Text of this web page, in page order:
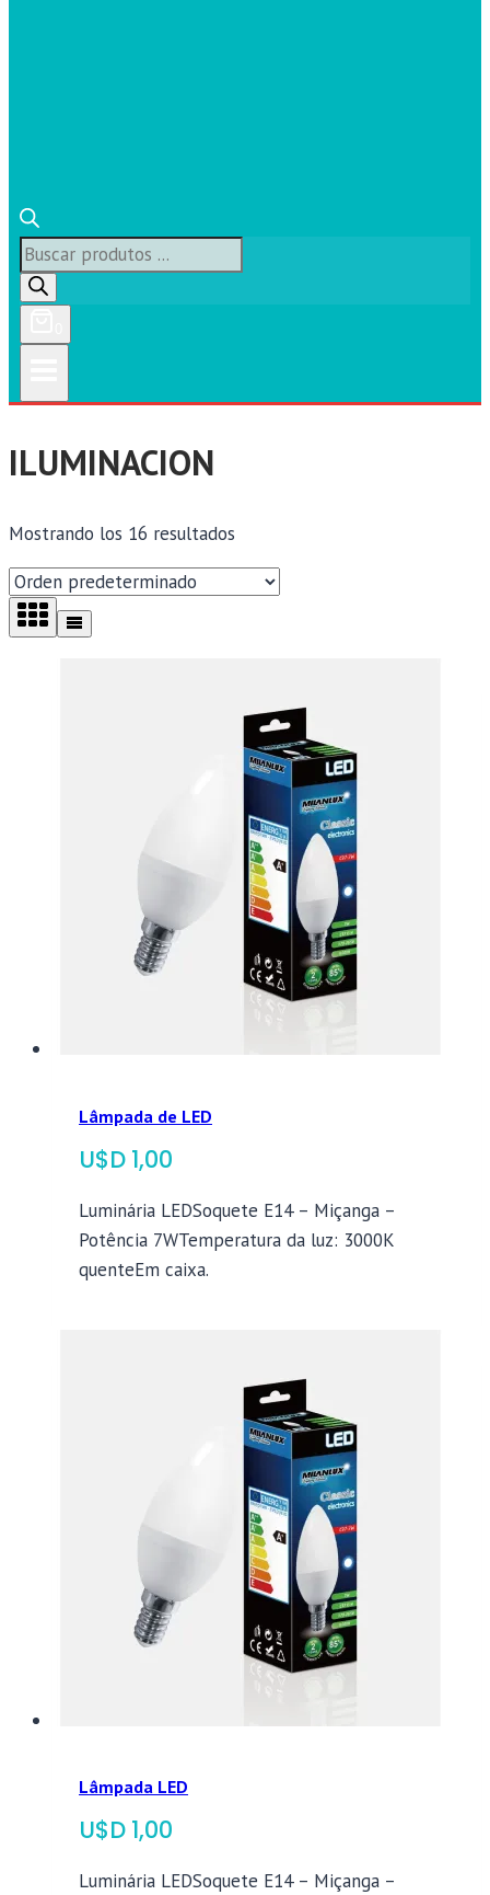
Búsqueda
de
productos
ILUMINACION
Mostrando los 16 resultados
Lâmpada de LED
$ 1,00
Luminária LEDSoquete E14 – Miçanga –
Potência 7WTemperatura da luz: 3000K
quenteEm caixa.
Lâmpada LED
$ 1,00
Luminária LEDSoquete E14 – Miçanga –